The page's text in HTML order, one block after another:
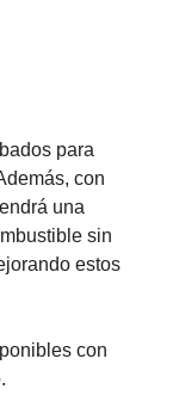
para
con
una
sin
estos
con